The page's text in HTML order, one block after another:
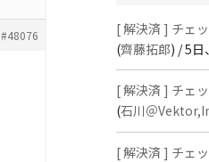
#48076
[ 解決済 ] チェ
(齊藤拓郎) /5日
[ 解決済 ] チェ
(石川＠
[ 解決済 ] チェ